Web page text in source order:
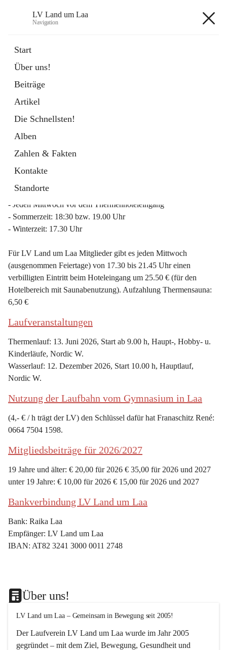
LV Land um Laa
Navigation
Start
Über uns!
Beiträge
Artikel
Die Schnellsten!
Alben
Zahlen & Fakten
Kontakte
Standorte
Externe Webseite
in
Tab
Mitgliederinfo 2026
Lauftreff
- Jeden Mittwoch vor dem Thermenhoteleingang
- Sommerzeit: 18:30 bzw. 19.00 Uhr
- Winterzeit: 17.30 Uhr
Für LV Land um Laa Mitglieder gibt es jeden Mittwoch
(ausgenommen Feiertage) von 17.30 bis 21.45 Uhr einen
verbilligten Eintritt beim Hoteleingang um 25.50 € (für den
Hotelbereich mit Saunabenutzung). Aufzahlung Thermensauna:
6,50 €
Laufveranstaltungen
Thermenlauf: 13. Juni 2026, Start ab 9.00 h, Haupt-, Hobby- u.
Kinderläufe, Nordic W.
Wasserlauf: 12. Dezember 2026, Start 10.00 h, Hauptlauf,
Nordic W.
Nutzung der Laufbahn vom Gymnasium in Laa
(4,- € / h trägt der LV) den Schlüssel dafür hat Franaschitz René:
0664 7504 1598.
Mitgliedsbeiträge für 2026/2027
19 Jahre und älter: € 20,00 für 2026 € 35,00 für 2026 und 2027
unter 19 Jahre: € 10,00 für 2026 € 15,00 für 2026 und 2027
Bankverbindung LV Land um Laa
Bank: Raika Laa
Empfänger: LV Land um Laa
IBAN: AT82 3241 3000 0011 2748
Über uns!
LV Land um Laa – Gemeinsam in Bewegung seit 2005!
Der Laufverein LV Land um Laa wurde im Jahr 2005
gegründet – mit dem Ziel, Bewegung, Gesundheit und